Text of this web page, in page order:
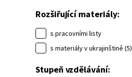
Rozšiřující materiály:
s pracovními listy
s materiály v ukrajinštině (5)
Stupeň vzdělávání: